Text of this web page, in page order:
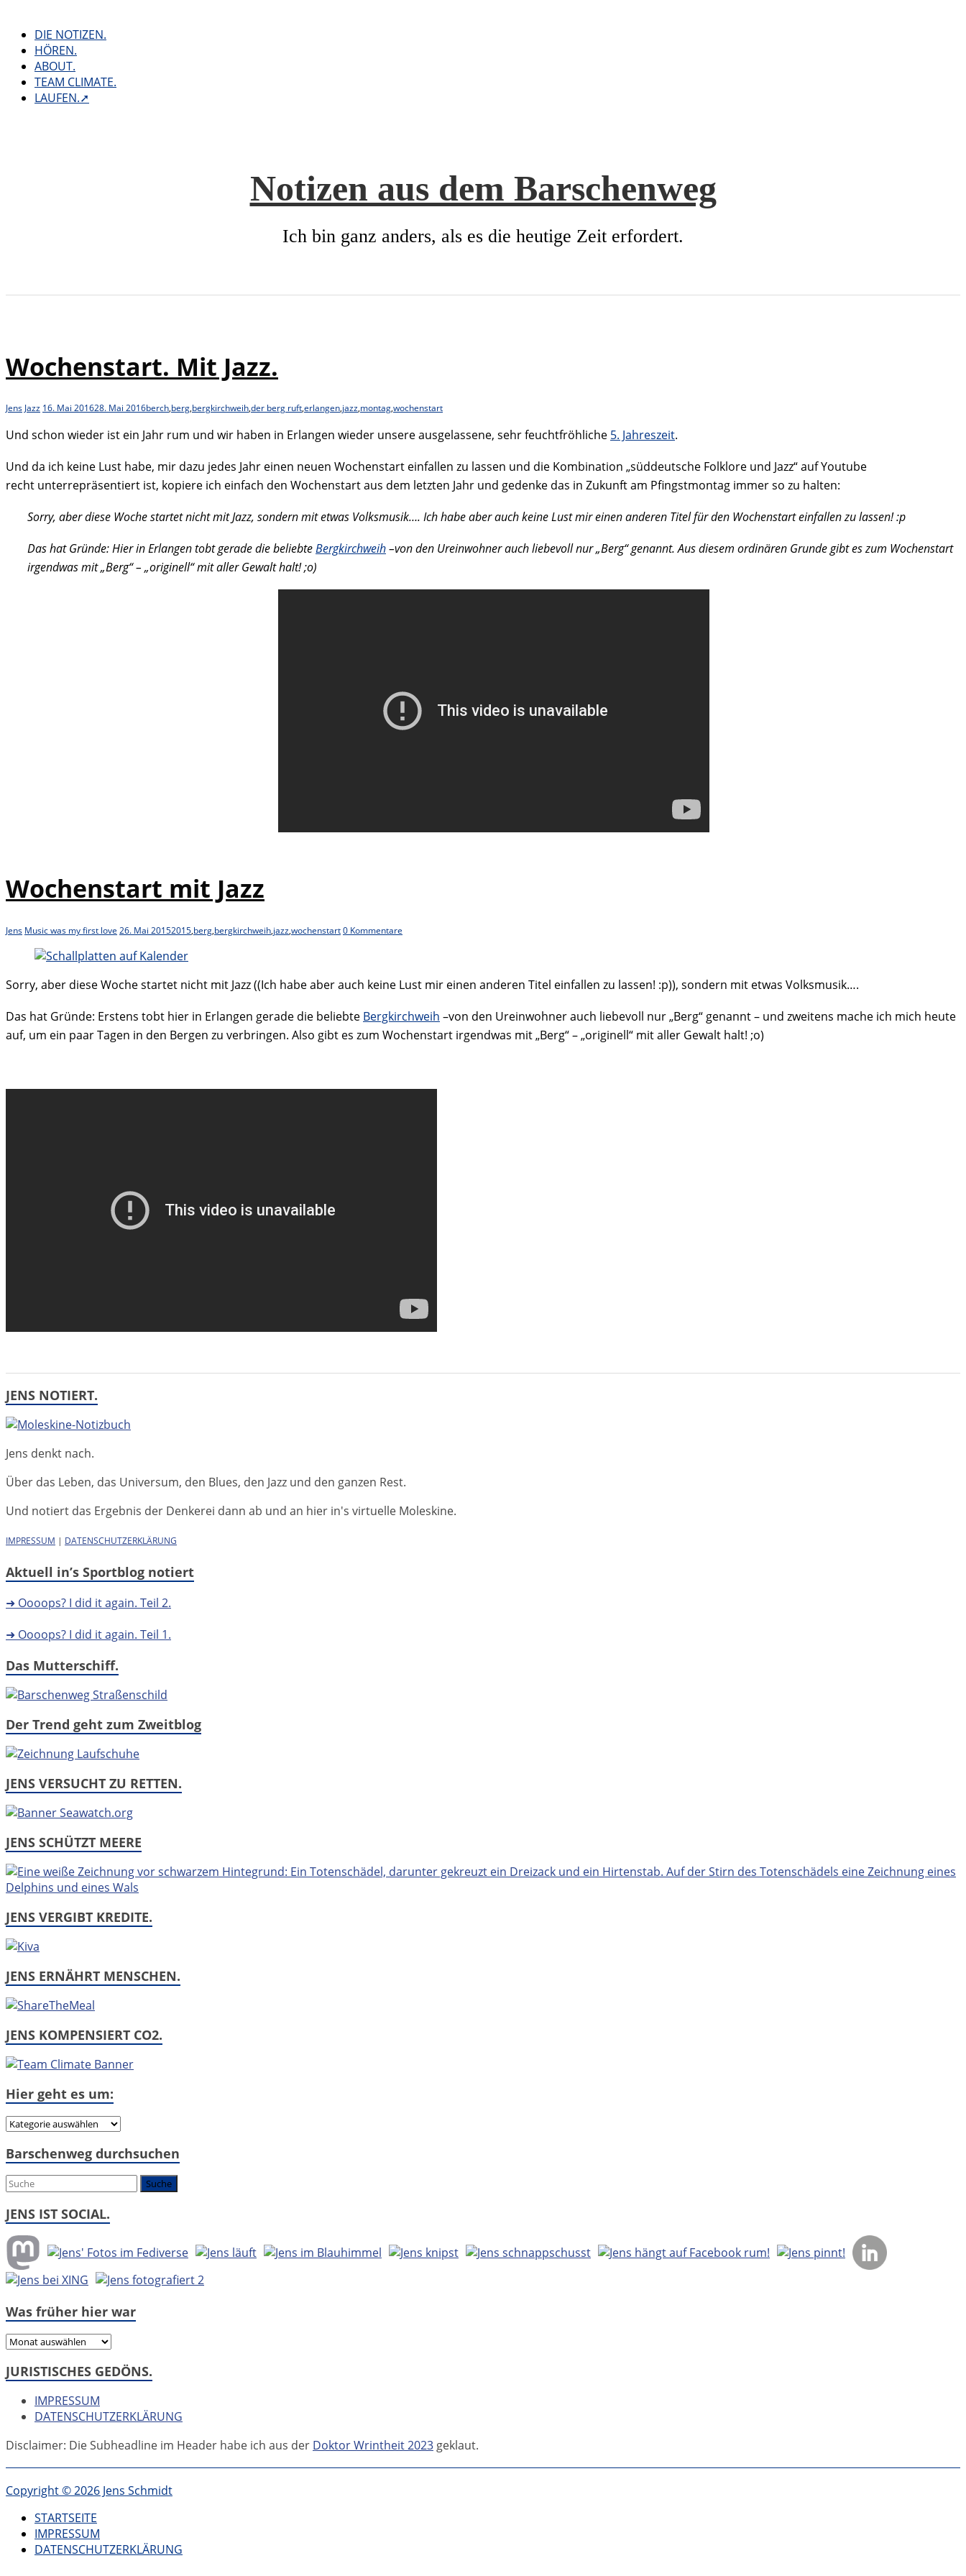
contentDIE NOTIZEN.
HÖREN.
ABOUT.
TEAM CLIMATE.
LAUFEN.➚
Notizen aus dem Barschenweg
Ich bin ganz anders, als es die heutige Zeit erfordert.
Wochenstart. Mit Jazz.
JensJazz 16. Mai 201628. Mai 2016berch,berg,bergkirchweih,der berg ruft,erlangen,jazz,montag,wochenstart
Und schon wieder ist ein Jahr rum und wir haben in Erlangen wieder unsere ausgelassene, sehr feuchtfröhliche 5. Jahreszeit.
Und da ich keine Lust habe, mir dazu jedes Jahr einen neuen Wochenstart einfallen zu lassen und die Kombination „süddeutsche Folklore und Jazz“ auf Youtube
recht unterrepräsentiert ist, kopiere ich einfach den Wochenstart aus dem letzten Jahr und gedenke das in Zukunft am Pfingstmontag immer so zu halten:
Sorry, aber diese Woche startet nicht mit Jazz, sondern mit etwas Volksmusik…. Ich habe aber auch keine Lust mir einen anderen Titel für den Wochenstart einfallen zu lassen! :p
Das hat Gründe: Hier in Erlangen tobt gerade die beliebteBergkirchweih–von den Ureinwohner auch liebevoll nur „Berg“ genannt. Aus diesem ordinären Grunde gibt es zum Wochenstart
irgendwas mit „Berg“ – „originell“ mit aller Gewalt halt! ;o)
Wochenstart mit Jazz
Jens Music was my first love 26. Mai 20152015,berg,bergkirchweih,jazz,wochenstart0 Kommentare
Sorry, aber diese Woche startet nicht mit Jazz ((Ich habe aber auch keine Lust mir einen anderen Titel einfallen zu lassen! :p)), sondern mit etwas Volksmusik….
Das hat Gründe: Erstens tobt hier in Erlangen gerade die beliebte Bergkirchweih –von den Ureinwohner auch liebevoll nur „Berg“ genannt – und zweitens mache ich mich heute
auf, um ein paar Tagen in den Bergen zu verbringen. Also gibt es zum Wochenstart irgendwas mit „Berg“ – „originell“ mit aller Gewalt halt! ;o)
JENS NOTIERT.
Jens denkt nach.
Über das Leben, das Universum, den Blues, den Jazz und den ganzen Rest.
Und notiert das Ergebnis der Denkerei dann ab und an hier in's virtuelle Moleskine.
IMPRESSUM | DATENSCHUTZERKLÄRUNG
Aktuell in’s Sportblog notiert
➜ Oooops? I did it again. Teil 2.
➜ Oooops? I did it again. Teil 1.
Das Mutterschiff.
Der Trend geht zum Zweitblog
JENS VERSUCHT ZU RETTEN.
JENS SCHÜTZT MEERE
JENS VERGIBT KREDITE.
JENS ERNÄHRT MENSCHEN.
JENS KOMPENSIERT CO2.
Hier geht es um:
Hier
es
Barschenweg durchsuchen
JENS IST SOCIAL.
Was früher hier war
Was
hier
JURISTISCHES GEDÖNS.
IMPRESSUM
DATENSCHUTZERKLÄRUNG
Disclaimer: Die Subheadline im Header habe ich aus der Doktor Wrintheit 2023 geklaut.
Copyright © 2026 Jens Schmidt
STARTSEITE
IMPRESSUM
DATENSCHUTZERKLÄRUNG